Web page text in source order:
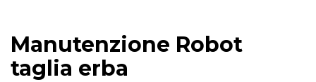
Manutenzione Robot
taglia erba